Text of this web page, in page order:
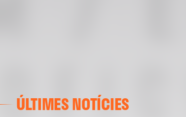
ÚLTIMES NOTÍCIES